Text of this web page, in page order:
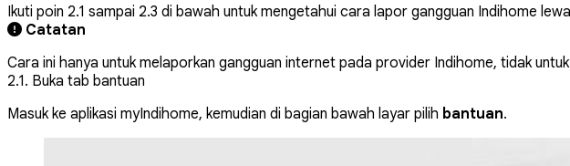
Ikuti poin 2.1 sampai 2.3 di bawah untuk mengetahui cara lapor gangguan Indihome
Catatan
Cara ini hanya untuk melaporkan gangguan internet pada provider Indihome, tidak
2.1. Buka tab bantuan
Masuk ke aplikasi myIndihome, kemudian di bagian bawah layar pilih bantuan.